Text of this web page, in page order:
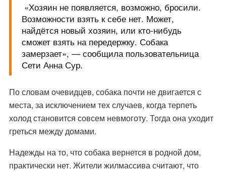
«Хозяин не появляется, возможно, бросили.
Возможности взять к себе нет. Может,
найдётся новый хозяин, или кто-нибудь
сможет взять на передержку. Собака
замерзает», — сообщила пользовательница
Сети Анна Сур.
По словам очевидцев, собака почти не двигается с
места, за исключением тех случаев, когда терпеть
холод становится совсем невмоготу. Тогда она уходит
греться между домами.
Надежды на то, что собака вернется в родной дом,
практически нет. Жители жилмассива считают, что